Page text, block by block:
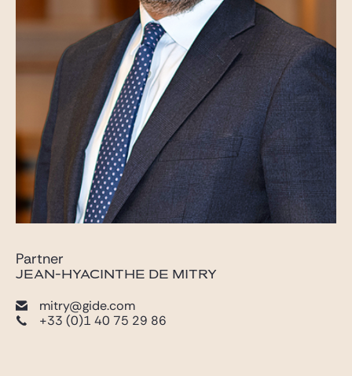
Partner
JEAN-HYACINTHE DE MITRY
mitry@gide.com
+33 (0)1 40 75 29 86